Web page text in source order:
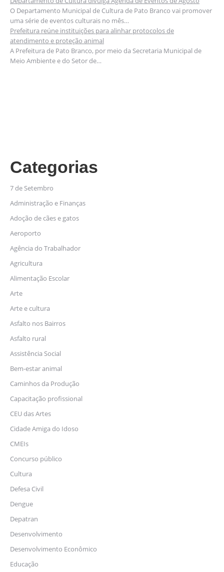
O Departamento Municipal de Cultura de Pato Branco vai promover
uma série de eventos culturais no mês…
Prefeitura reúne instituições para alinhar protocolos de
atendimento e proteção animal
A Prefeitura de Pato Branco, por meio da Secretaria Municipal de
Meio Ambiente e do Setor de…
Categorias
7 de Setembro
Administração e Finanças
Adoção de cães e gatos
Aeroporto
Agência do Trabalhador
Agricultura
Alimentação Escolar
Arte
Arte e cultura
Asfalto nos Bairros
Asfalto rural
Assistência Social
Bem-estar animal
Caminhos da Produção
Capacitação profissional
CEU das Artes
Cidade Amiga do Idoso
CMEIs
Concurso público
Cultura
Defesa Civil
Dengue
Depatran
Desenvolvimento
Desenvolvimento Econômico
Educação